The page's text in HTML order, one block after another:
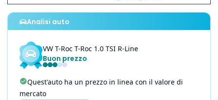
Analisi auto
VW T-Roc T-Roc 1.0 TSI R-Line
Buon prezzo
Quest'auto ha un prezzo in linea con il valore di
mercato